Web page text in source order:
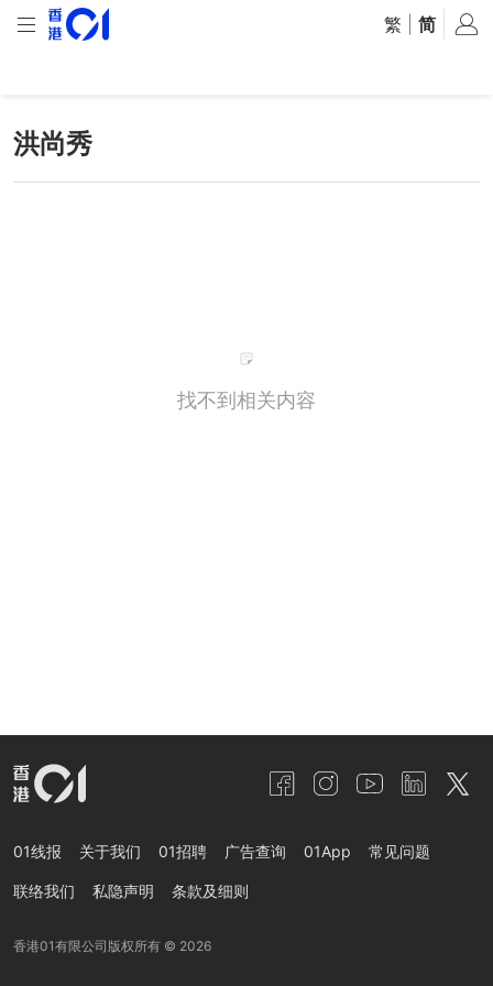
繁 简
洪尚秀
找不到相关内容
01线报 关于我们 01招聘 广告查询 01App 常见问题
联络我们 私隐声明 条款及细则
香港01有限公司版权所有 © 2026